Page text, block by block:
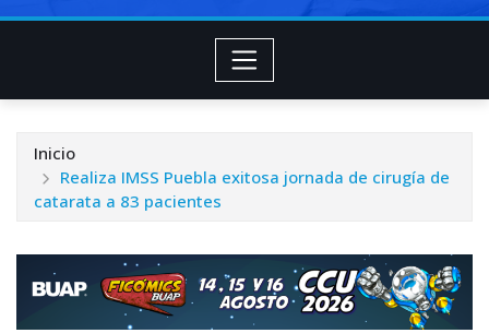
Inicio
Realiza IMSS Puebla exitosa jornada de cirugía de
catarata a 83 pacientes